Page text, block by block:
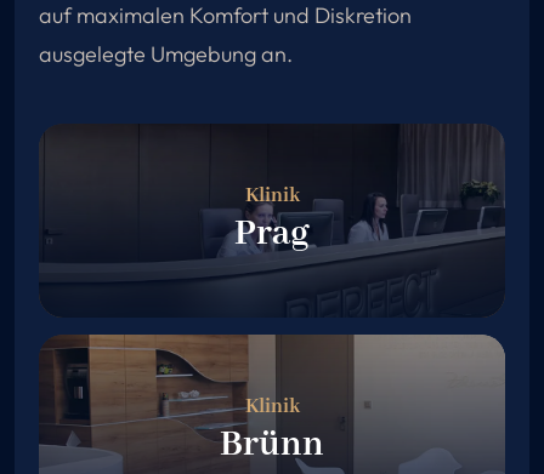
auf maximalen Komfort und Diskretion
ausgelegte Umgebung an.
Klinik
Prag
Klinik
Brünn